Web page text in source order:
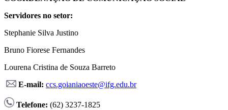
Servidores no setor:
Stephanie Silva Justino
Bruno Fiorese Fernandes
Lourena Cristina de Souza Barreto
E-mail: ccs.goianiaoeste@ifg.edu.br
Telefone: (62) 3237-1825